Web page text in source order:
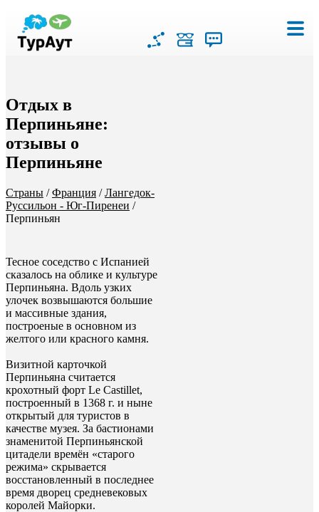
Отдых в
Перпиньяне:
отзывы о
Перпиньяне
Страны /Франция /Лангедок-
Руссильон - Юг-Пиренеи /
Перпиньян
Тесное соседство с Испанией
сказалось на облике и культуре
Перпиньяна. Вдоль узких
улочек возвышаются большие
и массивные здания,
построеные в основном из
желтого или красного камня.
Визитной карточкой
Перпиньяна считается
крохотный форт Le Castillet,
построенный в 1368 г. и ныне
открытый для туристов в
качестве музея. За бастионами
знаменитой Перпиньянской
цитадели времён «старого
режима» скрывается
восстановленный в последнее
время дворец средневековых
королей Майорки.